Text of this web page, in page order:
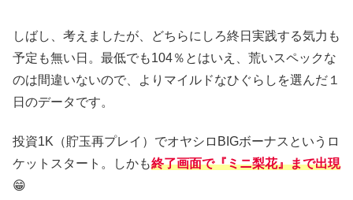
しばし、考えましたが、どちらにしろ終日実践する気力も
予定も無い日。最低でも104％とはいえ、荒いスペックな
のは間違いないので、よりマイルドなひぐらしを選んだ１
日のデータです。
投資1K（貯玉再プレイ）でオヤシロBIGボーナスというロ
ケットスタート。しかも終了画面で『ミニ梨花』まで出現
😁